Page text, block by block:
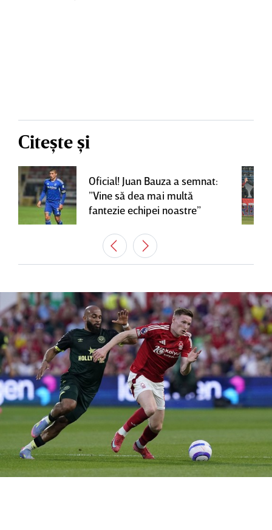
Citește și
Oficial! Juan Bauza a semnat:
”Vine să dea mai multă
fantezie echipei noastre”